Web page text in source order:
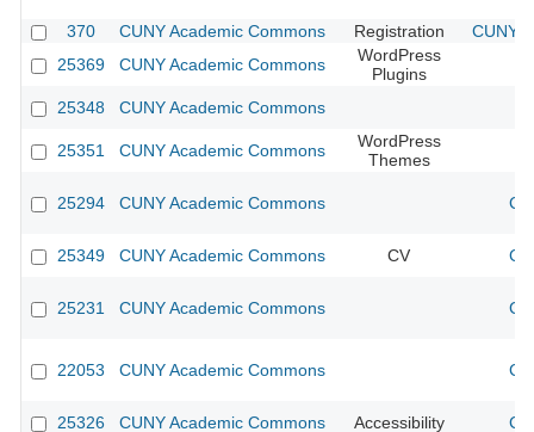
370 CUNY Academic Commons Registration
CUNY
25369
CUNY Academic Commons
WordPress
Plugins
25348
CUNY Academic Commons
25351 CUNY Academic Commons
WordPress
Themes
25294 CUNY Academic Commons
25349 CUNY Academic Commons CV
25231 CUNY Academic Commons
22053 CUNY Academic Commons
25326 CUNY Academic Commons Accessibility